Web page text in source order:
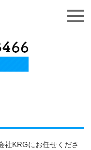
社KRGにお任せくださ